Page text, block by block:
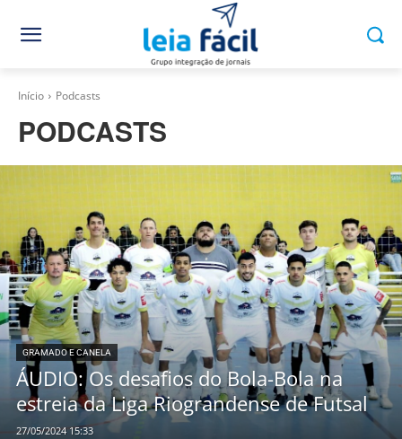
Início Podcasts
PODCASTS
GRAMADO E CANELA
ÁUDIO: Os desafios do Bola-Bola na
estreia da Liga Riograndense de Futsal
27/05/2024 15:33